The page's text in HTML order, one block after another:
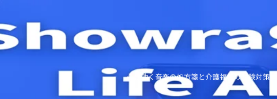
心に効く音楽の処方箋と介護福祉の試験対策